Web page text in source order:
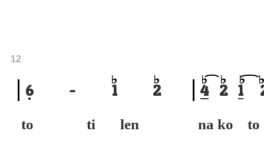
6 - 1 2
12
to ti len
4 2 1
na ko